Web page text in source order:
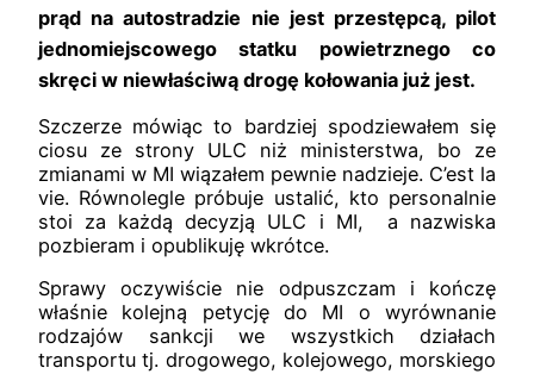
prąd na autostradzie nie jest przestępcą, pilot
jednomiejscowego statku powietrznego co
skręci w niewłaściwą drogę kołowania już jest.
Szczerze mówiąc to bardziej spodziewałem się
ciosu ze strony ULC niż ministerstwa, bo ze
zmianami w MI wiązałem pewnie nadzieje. C’est la
vie. Równolegle próbuje ustalić, kto personalnie
stoi za każdą decyzją ULC i MI, a nazwiska
pozbieram i opublikuję wkrótce.
Sprawy oczywiście nie odpuszczam i kończę
właśnie kolejną petycję do MI o wyrównanie
rodzajów sankcji we wszystkich działach
transportu tj. drogowego, kolejowego, morskiego